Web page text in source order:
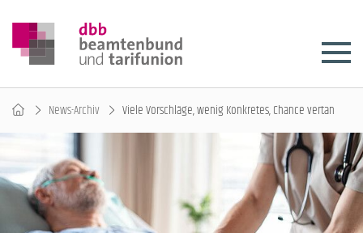
News-Archiv Viele Vorschläge, wenig Konkretes, Chance vertan